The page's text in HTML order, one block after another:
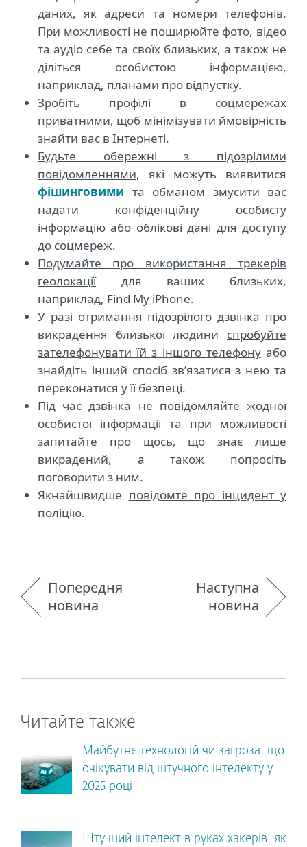
даних, як адреси та номери телефонів.
При можливості не поширюйте фото, відео
та аудіо себе та своїх близьких, а також не
діліться особистою інформацією,
наприклад, планами про відпустку.
Зробіть профілі в соцмережах
приватними, щоб мінімізувати ймовірність
знайти вас в Інтернеті.
Будьте обережні з підозрілими
повідомленнями, які можуть виявитися
фішинговими та обманом змусити вас
надати конфіденційну особисту
інформацію або облікові дані для доступу
до соцмереж.
Подумайте про використання трекерів
геолокаціїдля ваших близьких,
наприклад, Find My iPhone.
У разі отримання підозрілого дзвінка про
викрадення близької людини спробуйте
зателефонувати їй з іншого телефонуабо
знайдіть інший спосіб зв’язатися з нею та
переконатися у її безпеці.
Під час дзвінка не повідомляйте жодної
особистої інформаціїта при можливості
запитайте про щось, що знає лише
викрадений, а також попросіть
поговорити з ним.
Якнайшвидше повідомте про інцидент у
поліцію.
Попередня
новина
Наступна
новина
Читайте также
Майбутнє технологій чи загроза: що
очікувати від штучного інтелекту у
2025 році
Штучний інтелект в руках хакерів: як